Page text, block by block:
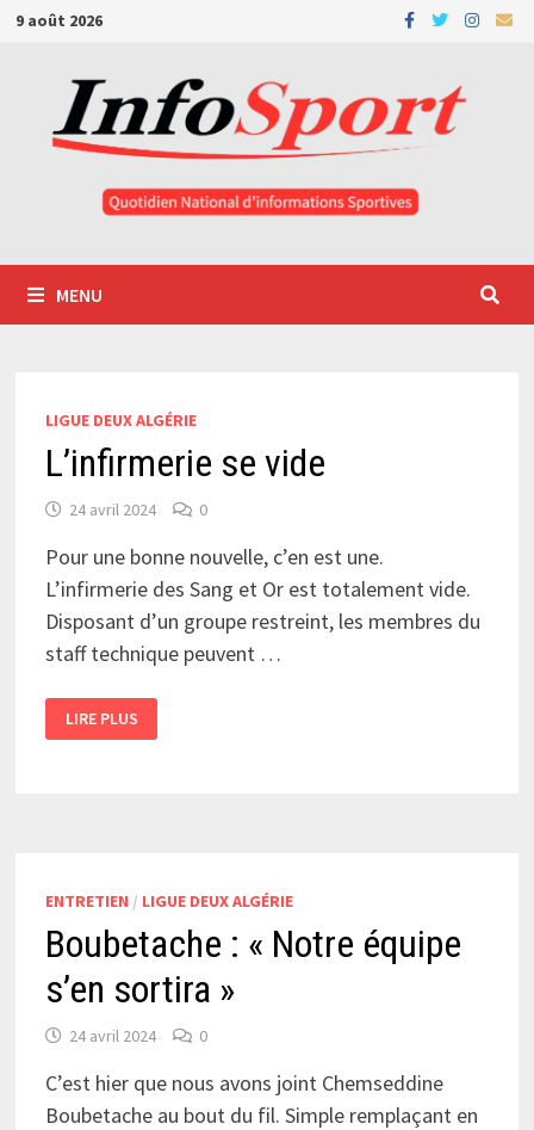
Passer
9 août 2026
MENU
LIGUE DEUX ALGÉRIE
L’infirmerie se vide
24 avril 2024 0
Pour une bonne nouvelle, c’en est une.
L’infirmerie des Sang et Or est totalement vide.
Disposant d’un groupe restreint, les membres du
staff technique peuvent …
L’INFIRMERIE
SE
VIDE
LIRE PLUS
ENTRETIEN / LIGUE DEUX ALGÉRIE
Boubetache : « Notre équipe
s’en sortira »
24 avril 2024 0
C’est hier que nous avons joint Chemseddine
Boubetache au bout du fil. Simple remplaçant en